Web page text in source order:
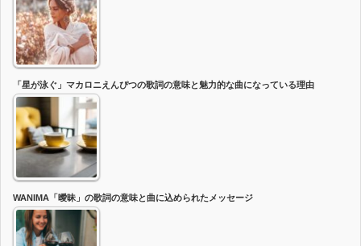
「星が泳ぐ」マカロニえんぴつの歌詞の意味と魅力的な曲になっている理由
WANIMA「曖昧」の歌詞の意味と曲に込められたメッセージ